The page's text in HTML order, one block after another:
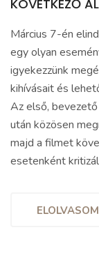
KÖVETKEZŐ
Március 7-én
egy olyan
igyekezzünk
kihívásait és
Az első,
után közösen
majd a filmet
esetenként
ELOLVASOM